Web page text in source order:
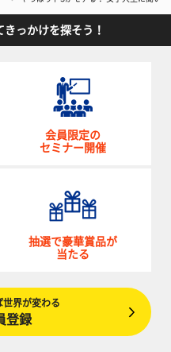
っかけを探そう！
会員限定の
セミナー開催
抽選で豪華賞品が
当たる
世界が変わる
登録